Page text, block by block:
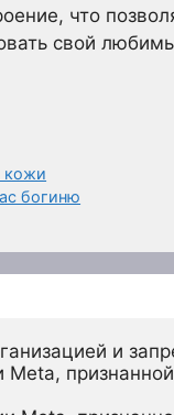
что
свой
кожи
богиню
и